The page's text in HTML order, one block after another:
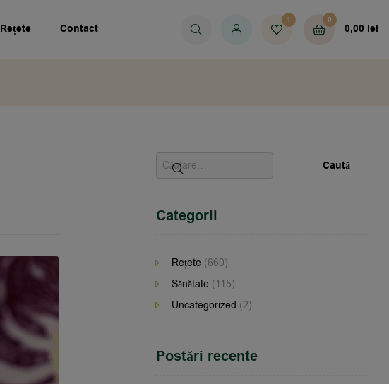
Rețete Contact
1 0
0,00 lei
Categorii
Rețete (660)
Sănătate (115)
Uncategorized (2)
Postări recente